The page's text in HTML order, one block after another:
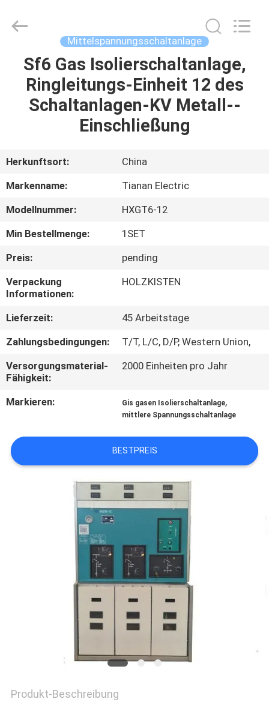
HAUS
PRODUKTE
SHOW
UNS
FABRIK-
AUSFLUG
QUALITÄTSKONTROLLE
SIE
MIT
IN
VERBINDUNG
NACHRICHTEN
(Group)
Co.,Ltd..
Mittelspannungsschaltanlage
Sf6 Gas Isolierschaltanlage,
Ringleitungs-Einheit 12 des
Schaltanlagen-KV Metall--
Einschließung
Herkunftsort:
China
Markenname:
Tianan Electric
Modellnummer:
HXGT6-12
Min Bestellmenge:
1SET
Preis:
pending
Verpackung
Informationen:
HOLZKISTEN
Lieferzeit:
45 Arbeitstage
Zahlungsbedingungen:
T/T, L/C, D/P, Western Union,
Versorgungsmaterial-
Fähigkeit:
2000 Einheiten pro Jahr
Markieren: Gis gasen Isolierschaltanlage,
mittlere Spannungsschaltanlage
BESTPREIS
Produkt-Beschreibung